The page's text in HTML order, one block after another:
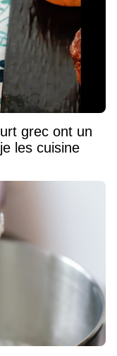
grec ont un
les cuisine